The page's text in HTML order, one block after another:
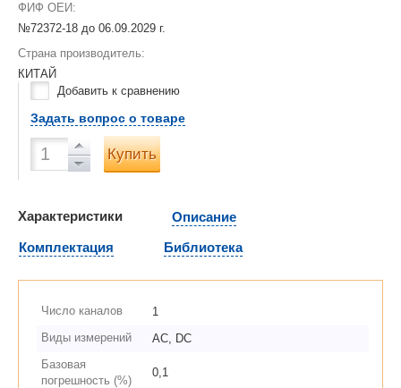
ФИФ ОЕИ:
№72372-18 до 06.09.2029 г.
Страна производитель:
КИТАЙ
Добавить к сравнению
Задать вопрос о товаре
Купить
Характеристики
Описание
Комплектация
Библиотека
Число каналов
1
Виды измерений
AC, DC
Базовая
погрешность (%)
0,1